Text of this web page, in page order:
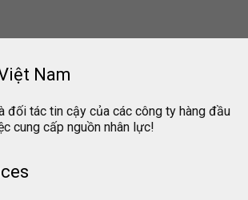
Nam
đối tác tin cậy của các công ty hàng đầu
cung cấp nguồn nhân lực!